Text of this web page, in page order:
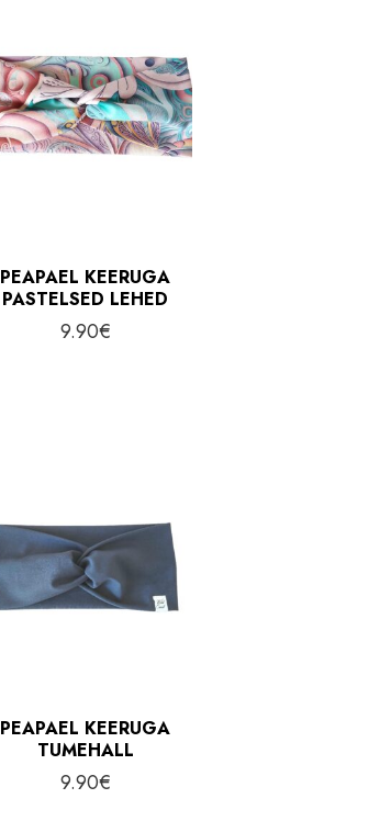
PEAPAEL KEERUGA
PASTELSED LEHED
9.90€
PEAPAEL KEERUGA
TUMEHALL
9.90€